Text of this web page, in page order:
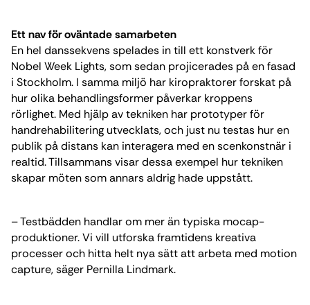
Ett nav för oväntade samarbeten
En hel danssekvens spelades in till ett konstverk för
Nobel Week Lights, som sedan projicerades på en fasad
i Stockholm. I samma miljö har kiropraktorer forskat på
hur olika behandlingsformer påverkar kroppens
rörlighet. Med hjälp av tekniken har prototyper för
handrehabilitering utvecklats, och just nu testas hur en
publik på distans kan interagera med en scenkonstnär i
realtid. Tillsammans visar dessa exempel hur tekniken
skapar möten som annars aldrig hade uppstått.
– Testbädden handlar om mer än typiska mocap-
produktioner. Vi vill utforska framtidens kreativa
processer och hitta helt nya sätt att arbeta med motion
capture, säger Pernilla Lindmark.